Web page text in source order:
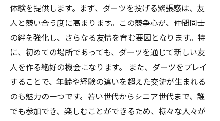
体験を提供します。まず、ダーツを投げる緊張感は、友
人と競い合う度に高まります。この競争心が、仲間同士
の絆を強化し、さらなる友情を育む要因となります。特
に、初めての場所であっても、ダーツを通じて新しい友
人を作る絶好の機会になります。 また、ダーツをプレイ
することで、年齢や経験の違いを超えた交流が生まれる
のも魅力の一つです。若い世代からシニア世代まで、誰
でも参加でき、楽しむことができるため、様々な人々が